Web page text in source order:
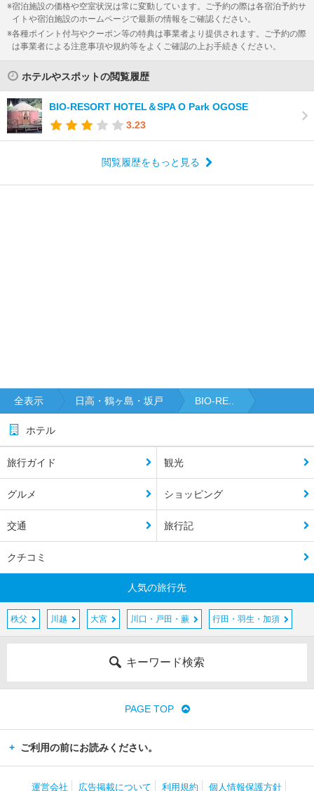
宿泊施設の価格や空室状況は常に変動しています。ご予約の際は各宿泊予約サ
イトや宿泊施設のホームページで最新の情報をご確認ください。
各種ポイント付与やクーポン等の特典は事業者より提供されます。ご予約の際
は事業者による注意事項や規約等をよくご確認の上お手続きください。
ホテルやスポットの閲覧履歴
BIO‐RESORT HOTEL＆SPA O Park OGOSE
3.23
閲覧履歴をもっと見る
全表示 日高・鶴ヶ島・坂戸 BIO‐RE..
ホテル
旅行ガイド 観光
グルメ ショッピング
交通 旅行記
クチコミ
人気の旅行先
秩父 川越 大宮 川口・戸田・蕨 行田・羽生・加須
キーワード検索
PAGE TOP
ご利用の前にお読みください。
運営会社 広告掲載について 利用規約 個人情報保護方針